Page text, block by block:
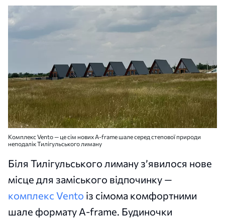
Комплекс Vento — це сім нових A-frame шале серед степової природи
неподалік Тилігульського лиману
Біля Тилігульського лиману з’явилося нове
місце для заміського відпочинку —
комплекс Vento із сімома комфортними
шале формату A-frame. Будиночки